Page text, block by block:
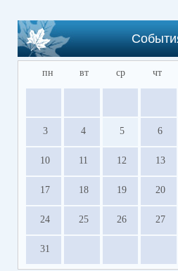
пн вт ср чт
3 4 5 6
10 11 12 13
17 18 19 20
24 25 26 27
31